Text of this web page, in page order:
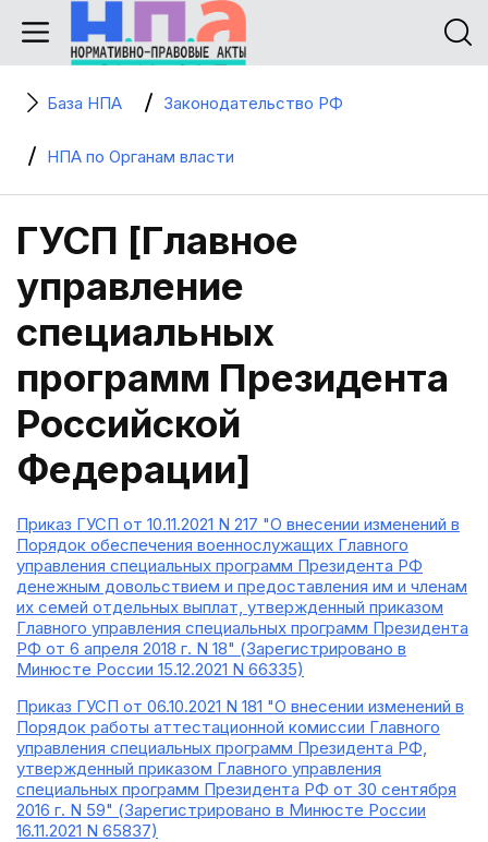
База НПА Законодательство РФ
НПА по Органам власти
ГУСП [Главное
управление
специальных
программ Президента
Российской
Федерации]
Приказ ГУСП от 10.11.2021 N 217 "О внесении изменений в
Порядок обеспечения военнослужащих Главного
управления специальных программ Президента РФ
денежным довольствием и предоставления им и членам
их семей отдельных выплат, утвержденный приказом
Главного управления специальных программ Президента
РФ от 6 апреля 2018 г. N 18" (Зарегистрировано в
Минюсте России 15.12.2021 N 66335)
Приказ ГУСП от 06.10.2021 N 181 "О внесении изменений в
Порядок работы аттестационной комиссии Главного
управления специальных программ Президента РФ,
утвержденный приказом Главного управления
специальных программ Президента РФ от 30 сентября
2016 г. N 59" (Зарегистрировано в Минюсте России
16.11.2021 N 65837)